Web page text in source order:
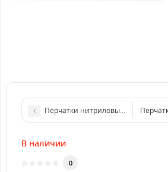
Перчатки нитриловые чёрные
В наличии
0